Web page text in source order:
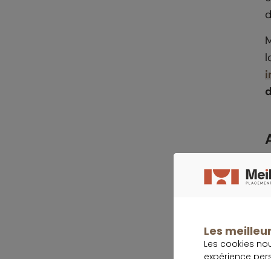
Les
Les cookies
expérience